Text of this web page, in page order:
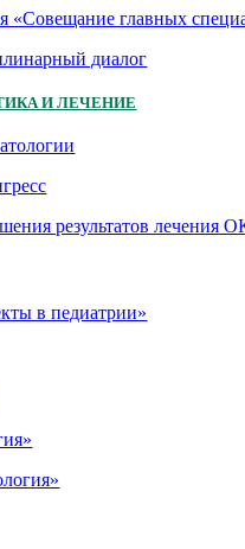
«Совещание главных
диалог
И ЛЕЧЕНИЕ
результатов лечения
в педиатрии»